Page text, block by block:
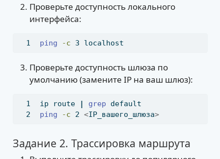
Проверьте доступность локального
интерфейса:
ping -c 3 localhost
Проверьте доступность шлюза по
умолчанию (замените IP на ваш шлюз):
ip route | grep default
ping
-c 2 <IP_вашего_шлюза>
Задание 2. Трассировка маршрута